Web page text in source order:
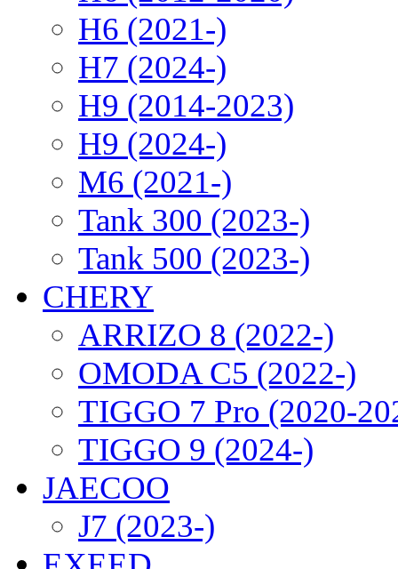
H6 (2021-)
H7 (2024-)
H9 (2014-2023)
H9 (2024-)
M6 (2021-)
Tank 300 (2023-)
Tank 500 (2023-)
CHERY
ARRIZO 8 (2022-)
OMODA C5 (2022-)
TIGGO 7 Pro (2020-
TIGGO 9 (2024-)
JAECOO
J7 (2023-)